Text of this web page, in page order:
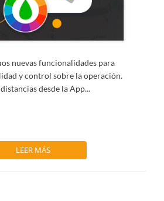
nuevas funcionalidades para
y control sobre la operación.
desde la App...
LEER MÁS